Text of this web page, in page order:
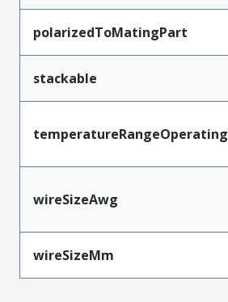
polarizedToMatingPart
stackable
temperatureRangeOperating
wireSizeAwg
wireSizeMm